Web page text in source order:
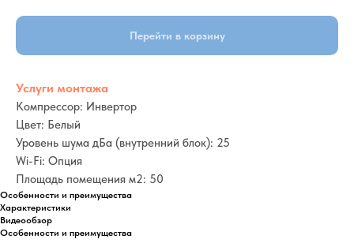
Перейти в корзину
Услуги монтажа
Компрессор: Инвертор
Цвет: Белый
Уровень шума дБа (внутренний блок): 25
Wi-Fi: Опция
Площадь помещения м2: 50
Особенности и преимущества
Характеристики
Видеообзор
Особенности и преимущества